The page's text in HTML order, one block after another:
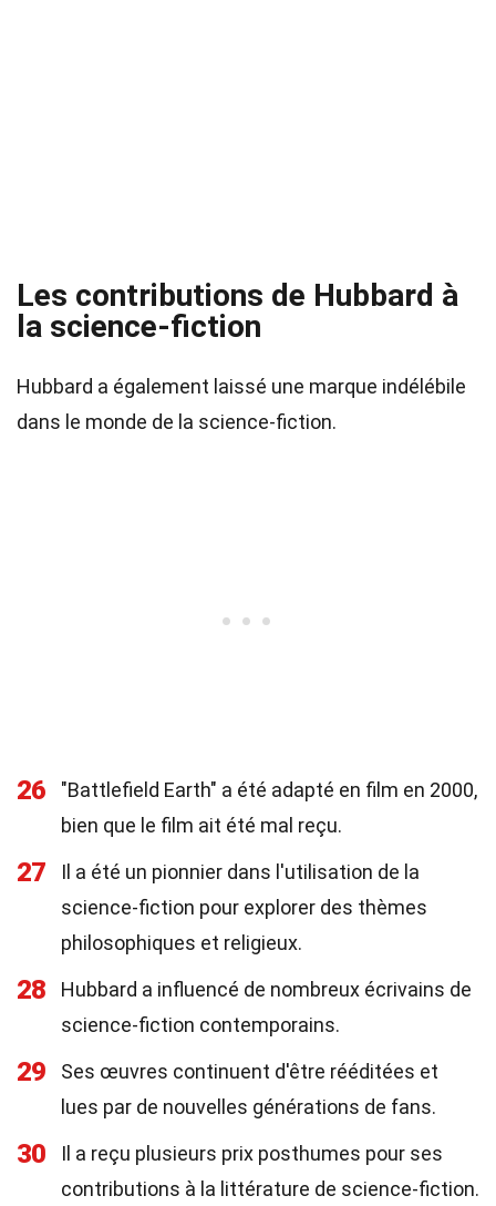
Les contributions de Hubbard à
la science-fiction
Hubbard a également laissé une marque indélébile
dans le monde de la science-fiction.
26
"Battlefield Earth" a été adapté en film en 2000,
bien que le film ait été mal reçu.
27
Il a été un pionnier dans l'utilisation de la
science-fiction pour explorer des thèmes
philosophiques et religieux.
28
Hubbard a influencé de nombreux écrivains de
science-fiction contemporains.
29
Ses œuvres continuent d'être rééditées et
lues par de nouvelles générations de fans.
30
Il a reçu plusieurs prix posthumes pour ses
contributions à la littérature de science-fiction.